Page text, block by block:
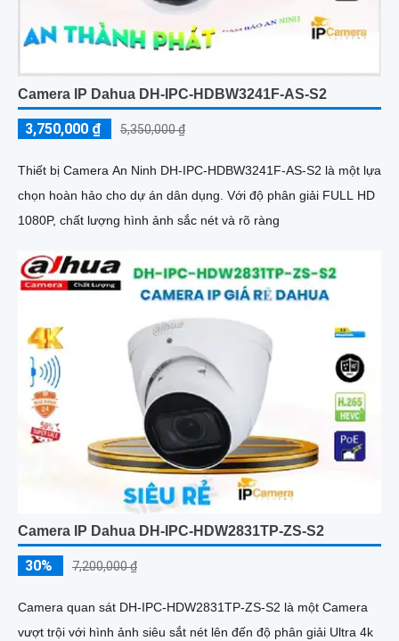
Camera IP Dahua DH-IPC-HDBW3241F-AS-S2
3,750,000 ₫ 5,350,000 ₫
Thiết bị Camera An Ninh DH-IPC-HDBW3241F-AS-S2 là một lựa
chọn hoàn hảo cho dự án dân dụng. Với độ phân giải FULL HD
1080P, chất lượng hình ảnh sắc nét và rõ ràng
Camera IP Dahua DH-IPC-HDW2831TP-ZS-S2
30% 7,200,000 ₫
Camera quan sát DH-IPC-HDW2831TP-ZS-S2 là một Camera
vượt trội với hình ảnh siêu sắt nét lên đến độ phân giải Ultra 4k